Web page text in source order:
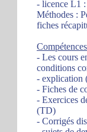
- licence L1
Méthodes :
fiches
- Les cours
conditions
- explication
- Fiches de
- Exercices
(TD)
- Corrigés